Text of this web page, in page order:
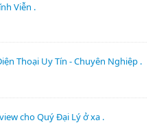
Viễn .
Thoại Uy Tín - Chuyên Nghiệp .
cho Quý Đại Lý ở xa .